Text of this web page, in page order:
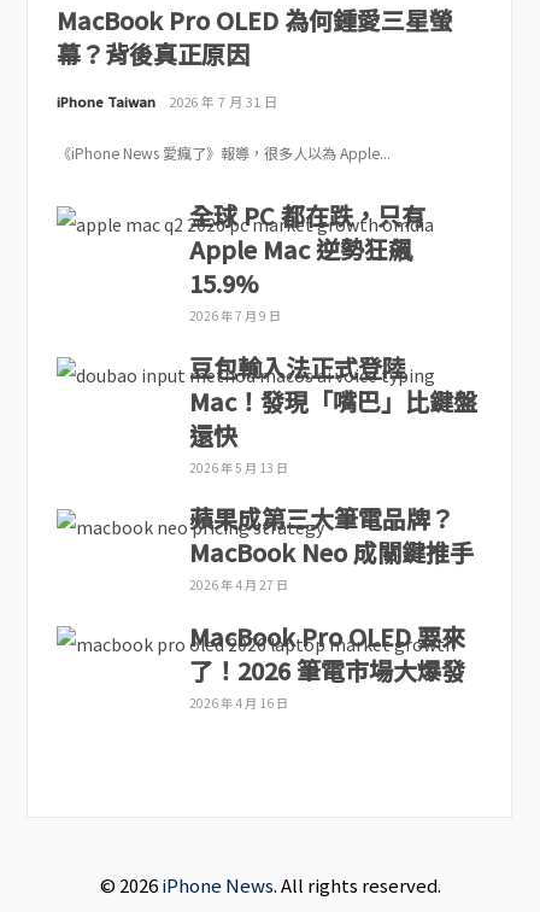
MacBook Pro OLED 為何鍾愛三星螢
幕？背後真正原因
iPhone Taiwan 2026 年 7 月 31 日
《iPhone News 愛瘋了》報導，很多人以為 Apple...
全球 PC 都在跌，只有
Apple Mac 逆勢狂飆
15.9%
2026 年 7 月 9 日
豆包輸入法正式登陸
Mac！發現「嘴巴」比鍵盤
還快
2026 年 5 月 13 日
蘋果成第三大筆電品牌？
MacBook Neo 成關鍵推手
2026 年 4 月 27 日
MacBook Pro OLED 要來
了！2026 筆電市場大爆發
2026 年 4 月 16 日
© 2026iPhone News. All rights reserved.